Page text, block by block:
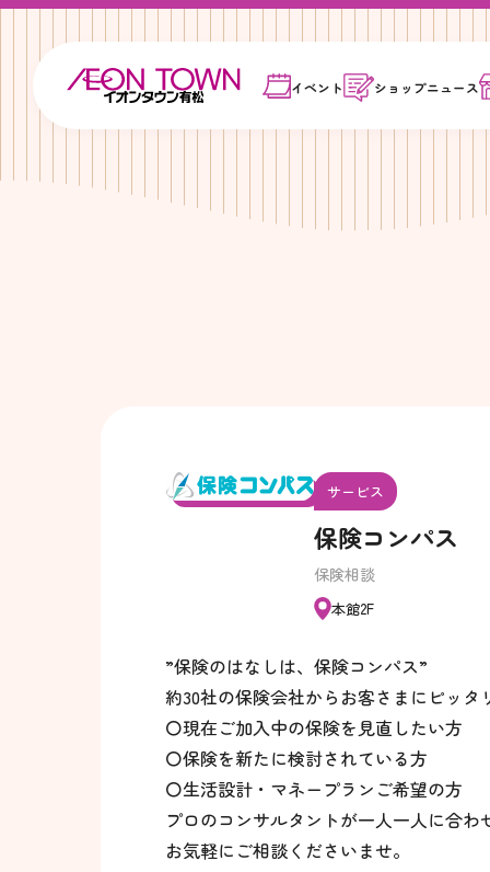
イベント ショップニュース
サービス
保険コンパス
保険相談
本館2F
”保険のはなしは、保険コンパス”
約30社の保険会社からお客さまにピッ
〇現在ご加入中の保険を見直したい方
〇保険を新たに検討されている方
〇生活設計・マネープランご希望の方
プロのコンサルタントが一人一人に合
お気軽にご相談くださいませ。